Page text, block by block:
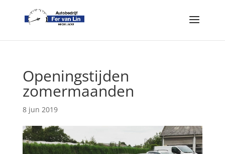
Openingstijden
zomermaanden
8 jun 2019